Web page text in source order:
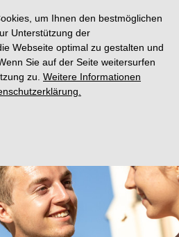
um Ihnen den bestmöglichen
Unterstützung der
Webseite optimal zu gestalten und
Sie auf der Seite weitersurfen
zu. Weitere Informationen